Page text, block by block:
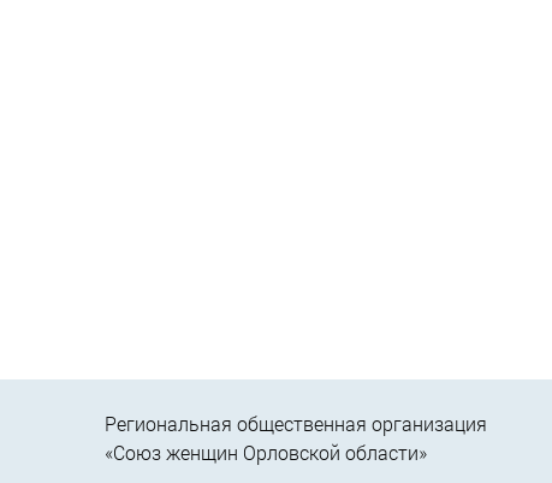
Региональная общественная организация
«Союз женщин Орловской области»